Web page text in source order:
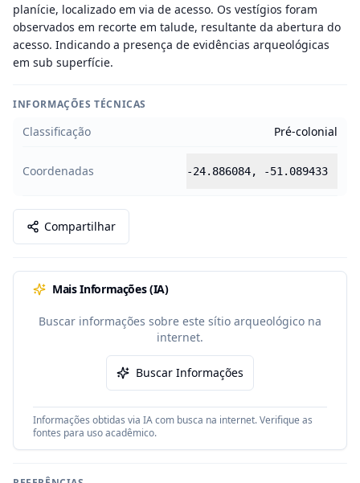
planície, localizado em via de acesso. Os vestígios foram
observados em recorte em talude, resultante da abertura do
acesso. Indicando a presença de evidências arqueológicas
em sub superfície.
INFORMAÇÕES TÉCNICAS
Classificação Pré-colonial
Coordenadas -24.886084, -51.089433
Compartilhar
Mais Informações (IA)
Buscar informações sobre este sítio arqueológico na
internet.
Buscar Informações
Informações obtidas via IA com busca na internet. Verifique as
fontes para uso acadêmico.